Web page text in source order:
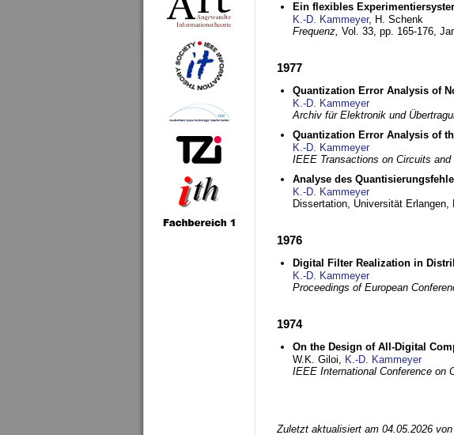
Ein flexibles
K.-D. Kammeyer, H. Schenk
Frequenz, Vol. 33, pp. 165-176,
1977
Quantization Error Analysis of
K.-D. Kammeyer
Archiv für Elektronik und
Quantization Error Analysis of
K.-D. Kammeyer
IEEE Transactions on Circuits and
Analyse des
K.-D. Kammeyer
Dissertation, Universität Erlangen,
1976
Digital Filter Realization in
K.-D. Kammeyer
Proceedings of European
1974
On the Design of All-Digital
W.K. Giloi, K.-D. Kammeyer
IEEE International Conference on
Zuletzt aktualisiert am 04.05.2026